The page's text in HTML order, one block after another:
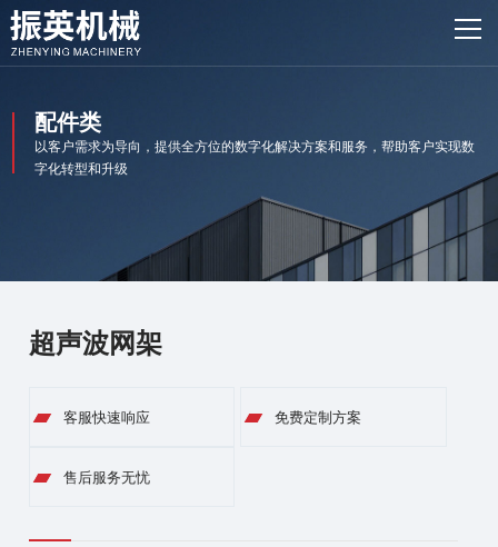
网站首页
客户案例
配件类
以客户需求为导向，提供全方位的数字化解决方案和服务，帮助客户实现数
字化转型和升级
超声波网架
客服快速响应 免费定制方案
售后服务无忧